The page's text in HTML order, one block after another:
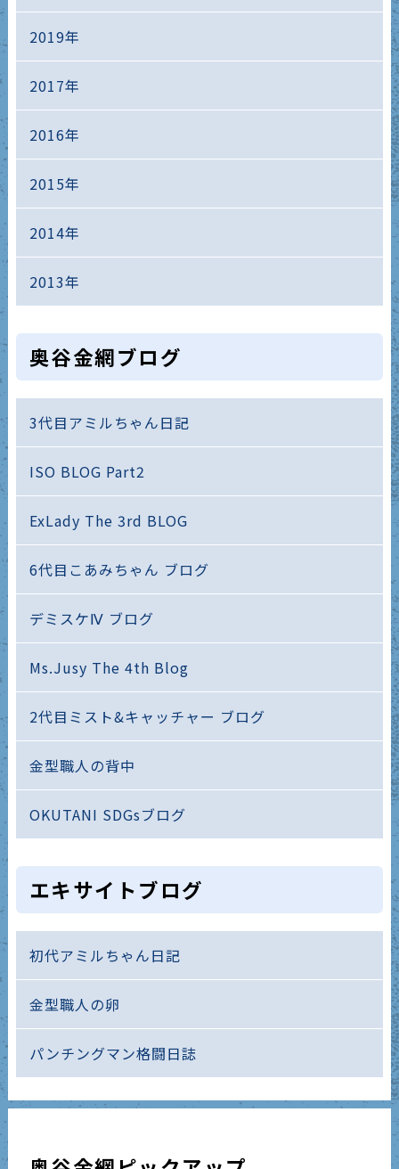
2019年
2017年
2016年
2015年
2014年
2013年
奥谷金網ブログ
3代目アミルちゃん日記
ISO BLOG Part2
ExLady The 3rd BLOG
6代目こあみちゃん ブログ
デミスケⅣ ブログ
Ms.Jusy The 4th Blog
2代目ミスト&キャッチャー ブログ
金型職人の背中
OKUTANI SDGsブログ
エキサイトブログ
初代アミルちゃん日記
金型職人の卵
パンチングマン格闘日誌